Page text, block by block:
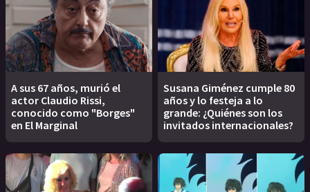
A sus 67 años, murió el
actor Claudio Rissi,
conocido como "Borges"
en El Marginal
Susana Giménez cumple 80
años y lo festeja a lo
grande: ¿Quiénes son los
invitados internacionales?